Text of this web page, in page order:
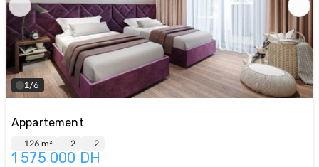
1/6
Appartement
126 m² 2 2
1 575 000 DH